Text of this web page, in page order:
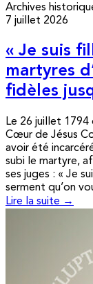
Archives
7 juillet 2026
« Je suis
martyres
fidèles
Le 26 juillet
Cœur de Jésus
avoir été
subi le martyre,
ses juges : « Je
serment qu’on
Lire la suite →